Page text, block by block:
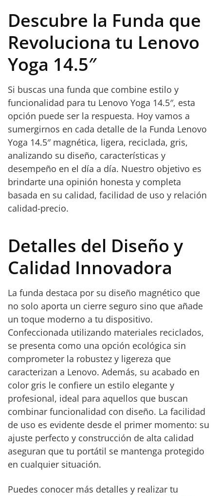
Descubre la Funda que
Revoluciona tu Lenovo
Yoga 14.5″
Si buscas una funda que combine estilo y
funcionalidad para tu Lenovo Yoga 14.5″, esta
opción puede ser la respuesta. Hoy vamos a
sumergirnos en cada detalle de la Funda Lenovo
Yoga 14.5″ magnética, ligera, reciclada, gris,
analizando su diseño, características y
desempeño en el día a día. Nuestro objetivo es
brindarte una opinión honesta y completa
basada en su calidad, facilidad de uso y relación
calidad-precio.
Detalles del Diseño y
Calidad Innovadora
La funda destaca por su diseño magnético que
no solo aporta un cierre seguro sino que añade
un toque moderno a tu dispositivo.
Confeccionada utilizando materiales reciclados,
se presenta como una opción ecológica sin
comprometer la robustez y ligereza que
caracterizan a Lenovo. Además, su acabado en
color gris le confiere un estilo elegante y
profesional, ideal para aquellos que buscan
combinar funcionalidad con diseño. La facilidad
de uso es evidente desde el primer momento: su
ajuste perfecto y construcción de alta calidad
aseguran que tu portátil se mantenga protegido
en cualquier situación.
Puedes conocer más detalles y realizar tu